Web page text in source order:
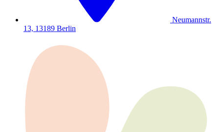
Neumannstr.
13, 13189 Berlin